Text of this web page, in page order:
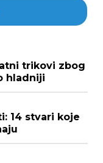
trikovi zbog
hladniji
14 stvari koje